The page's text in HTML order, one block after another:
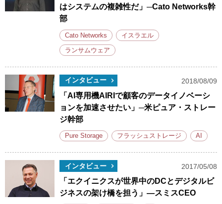
はシステムの複雑性だ」─Cato Networks幹
部
Cato Networks イスラエル
ランサムウェア
インタビュー 2018/08/09
「AI専用機AIRIで顧客のデータイノベーシ
ョンを加速させたい」─米ピュア・ストレー
ジ幹部
Pure Storage フラッシュストレージ AI
インタビュー 2017/05/08
「エクイニクスが世界中のDCとデジタルビ
ジネスの架け橋を担う」―スミスCEO